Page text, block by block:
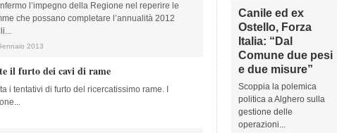
l’impegno della Regione nel reperire le
che possano completare l’annualità 2012
2013
il furto dei cavi di rame
i tentativi di furto del ricercatissimo rame. I
Canile ed ex
Ostello, Forza
Italia: “Dal
Comune due pesi
e due misure”
Scoppia la polemica
politica a Alghero sulla
gestione delle
operazioni...